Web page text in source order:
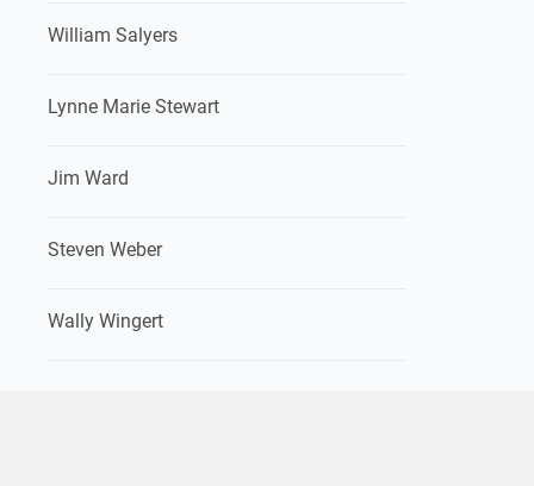
William Salyers
Lynne Marie Stewart
Jim Ward
Steven Weber
Wally Wingert